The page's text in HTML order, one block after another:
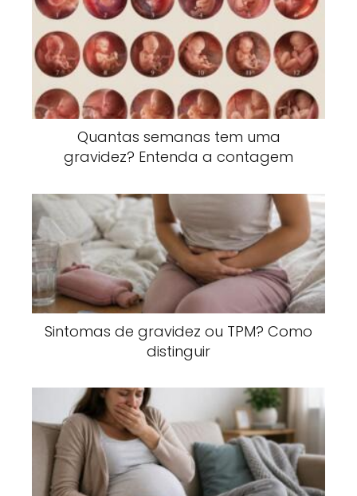
Quantas semanas tem uma
gravidez? Entenda a contagem
Sintomas de gravidez ou TPM? Como
distinguir